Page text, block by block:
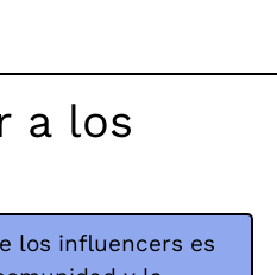
a los
los influencers es